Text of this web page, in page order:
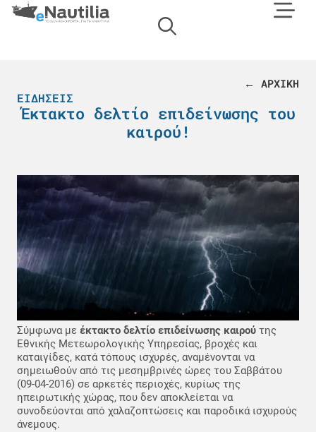
← ΑΡΧΙΚΗ
ΕΙΔΉΣΕΙΣ
Έκτακτο δελτίο επιδείνωσης του
καιρού!
Σύμφωνα με έκτακτο δελτίο επιδείνωσης καιρού της
Εθνικής Μετεωρολογικής Υπηρεσίας, βροχές και
καταιγίδες, κατά τόπους ισχυρές, αναμένονται να
σημειωθούν από τις μεσημβρινές ώρες του Σαββάτου
(09-04-2016) σε αρκετές περιοχές, κυρίως της
ηπειρωτικής χώρας, που δεν αποκλείεται να
συνοδεύονται από χαλαζοπτώσεις και παροδικά ισχυρούς
άνεμους.